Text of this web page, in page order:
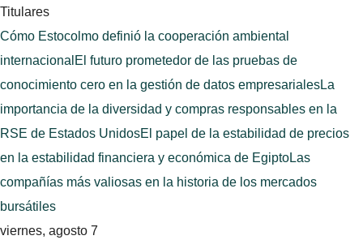
Titulares
Cómo Estocolmo definió la cooperación ambiental
internacional El futuro prometedor de las pruebas de
conocimiento cero en la gestión de datos empresarialesLa
importancia de la diversidad y compras responsables en la
RSE de Estados UnidosEl papel de la estabilidad de precios
en la estabilidad financiera y económica de EgiptoLas
compañías más valiosas en la historia de los mercados
bursátiles
viernes, agosto 7